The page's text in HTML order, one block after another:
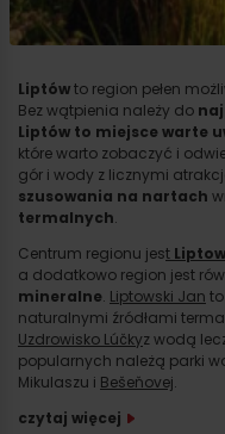
Liptówto region pełen
Bez wątpienia należy do
Liptów to miejsce warte
które warto zobaczyć i
gór i wody z licznymi
szusowania na nartach
termalnych.
Centrum regionu jest
a dodatkowo region jest
mineralne. Liptowski Jan
naturalnymi źródłami
Uzdrowisko Lúčkyz wodą
popularnych należą parki
Mikulaszu i Bešeňovej.
czytaj więcej